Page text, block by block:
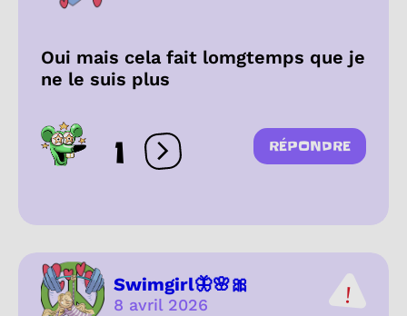
Oui mais cela fait lomgtemps que je
ne le suis plus
1 Ouvrir les réactions
RÉPONDRE
Swimgirl🦋🌸🎀
8 avril 2026